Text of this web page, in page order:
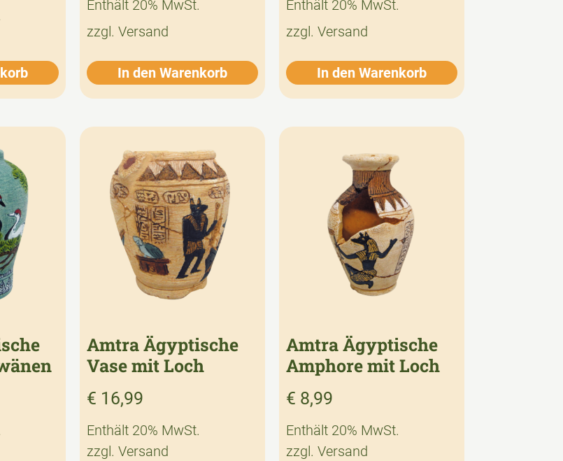
Enthält 20% MwSt.
zzgl.Versand
In den Warenkorb
Enthält 20% MwSt.
zzgl. Versand
In den Warenkorb
Amtra Ägyptische
Vase mit Loch
€ 16,99
Enthält 20% MwSt.
zzgl.Versand
Amtra Ägyptische
Amphore mit Loch
€ 8,99
Enthält 20% MwSt.
zzgl. Versand